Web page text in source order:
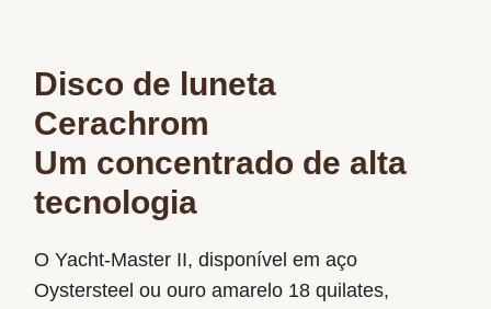
Disco de luneta
Cerachrom
Um concentrado de alta
tecnologia
O Yacht-Master II, disponível em aço
Oystersteel ou ouro amarelo 18 quilates,